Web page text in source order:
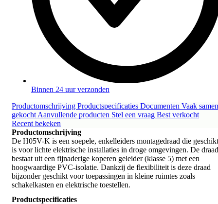
Binnen 24 uur verzonden
Productomschrijving Productspecificaties Documenten Vaak samen
gekocht Aanvullende producten Stel een vraag Best verkocht
Recent bekeken
Productomschrijving
De H05V-K is een soepele, enkelleiders montagedraad die geschikt
is voor lichte elektrische installaties in droge omgevingen. De draad
bestaat uit een fijnaderige koperen geleider (klasse 5) met een
hoogwaardige PVC-isolatie. Dankzij de flexibiliteit is deze draad
bijzonder geschikt voor toepassingen in kleine ruimtes zoals
schakelkasten en elektrische toestellen.
Productspecificaties